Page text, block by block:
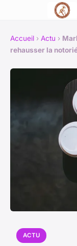
Accueil › Actu ›
rehausser la
ACTU